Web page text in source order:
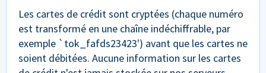
Les cartes de crédit sont cryptées (chaque numéro
est transformé en une chaîne indéchiffrable, par
exemple `tok_fafds23423') avant que les cartes ne
soient débitées. Aucune information sur les cartes